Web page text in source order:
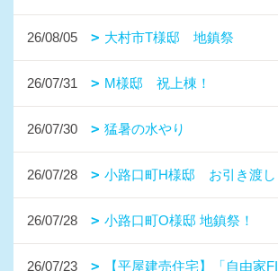
26/08/05 大村市T様邸 地鎮祭
26/07/31 M様邸 祝上棟！
26/07/30 猛暑の水やり
26/07/28 小路口町H様邸 お引き渡し
26/07/28 小路口町O様邸 地鎮祭！
26/07/23
【平屋建売住宅】「自由家